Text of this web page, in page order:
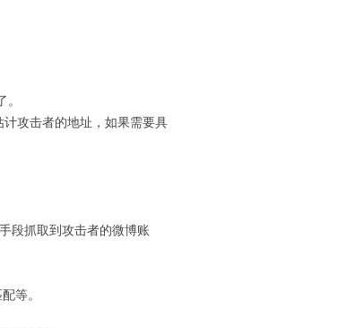
攻击者的地址，如果需要具
段抓取到攻击者的微博账
等。